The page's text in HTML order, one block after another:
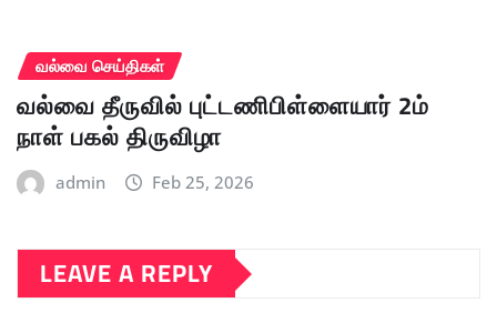
வல்வை செய்திகள்
வல்வை தீருவில் புட்டணிபிள்ளையார் 2ம்
நாள் பகல் திருவிழா
admin Feb 25, 2026
LEAVE A REPLY